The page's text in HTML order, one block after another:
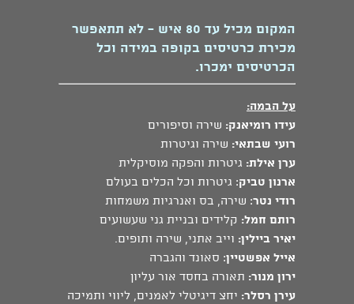
המקום מכיל עד 80 איש - לא תתאפשר
מכירת כרטיסים בקופה במידה וכל
הכרטיסים ימכרו.
על הבמה:
עידו רומיאנק: שירה וסיפורים
רועי שבתאי: שירה וגיטרות
ערן אילת: גיטרות והפקה מוסיקלית
ארנון טביק: גיטרות וכל הכלים בעולם
רודי נטר: שירה, בס ואנרגיות משמחות
רותם חמל: קלידים ובניית גני שעשועים
יאיר ביילין: וייב אתני, שירה ותופים.
אייל אפשטיין: סאונד והגברה
ירון מנור: תאורה בחסד אור עליון
עירן רסלר: יחצ דיגיטלי לאמנים, ליווי ותמיכה